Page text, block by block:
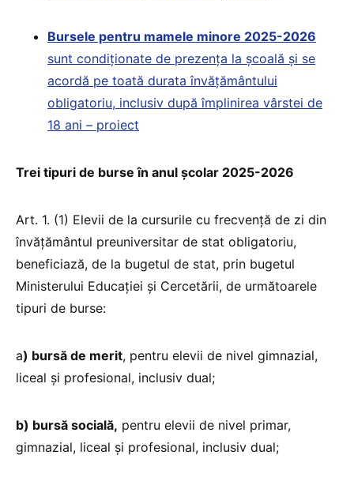
Bursele pentru mamele minore 2025-2026
sunt condiționate de prezența la școală și se
acordă pe toată durata învățământului
obligatoriu, inclusiv după împlinirea vârstei de
18 ani – proiect
Trei tipuri de burse în anul şcolar 2025-2026
Art. 1. (1) Elevii de la cursurile cu frecvenţă de zi din
învăţământul preuniversitar de stat obligatoriu,
beneficiază, de la bugetul de stat, prin bugetul
Ministerului Educației și Cercetării, de următoarele
tipuri de burse:
a) bursă de merit, pentru elevii de nivel gimnazial,
liceal și profesional, inclusiv dual;
b) bursă socială, pentru elevii de nivel primar,
gimnazial, liceal și profesional, inclusiv dual;